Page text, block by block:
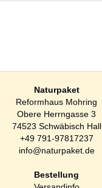
Naturpaket
Reformhaus Mohring
Obere Herrngasse 3
74523 Schwäbisch Hall
+49 791-97817237
info@naturpaket.de
Bestellung